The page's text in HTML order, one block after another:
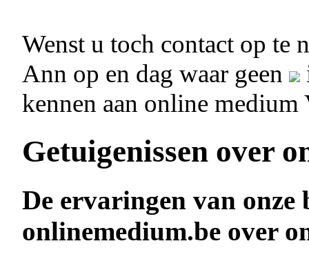
Wenst u toch contact op te
Ann op en dag waar geen
kennen aan online
Getuigenissen over
De ervaringen van onze
onlinemedium.be over